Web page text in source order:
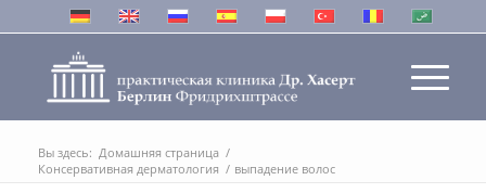
Вы здесь: Домашняя страница /
Консервативная дерматология / выпадение волос